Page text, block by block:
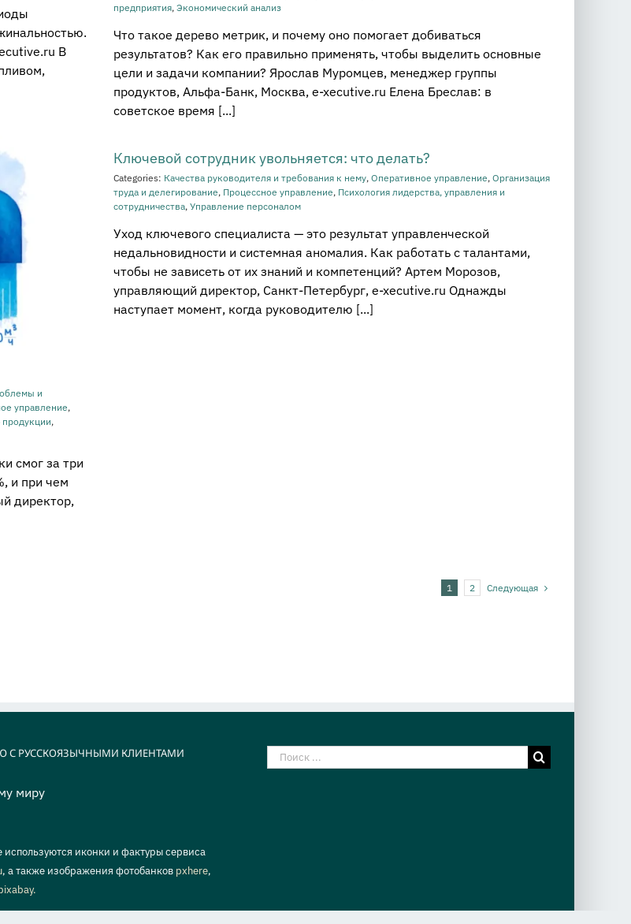
В
предприятия, Экономический анализ
Что такое дерево метрик, и почему оно помогает добиваться
результатов? Как его правильно применять, чтобы выделить основные
цели и задачи компании? Ярослав Муромцев, менеджер группы
продуктов, Альфа-Банк, Москва, e-xecutive.ru Елена Бреслав: в
советское время [...]
и
управление,
,
смог за три
и при чем
директор,
Ключевой сотрудник увольняется: что делать?
Categories: Качества руководителя и требования к нему, Оперативное управление, Организация
труда и делегирование, Процессное управление, Психология лидерства, управления и
сотрудничества, Управление персоналом
Уход ключевого специалиста — это результат управленческой
недальновидности и системная аномалия. Как работать с талантами,
чтобы не зависеть от их знаний и компетенций? Артем Морозов,
управляющий директор, Санкт-Петербург, e-xecutive.ru Однажды
наступает момент, когда руководителю [...]
1 2 Следующая
С РУССКОЯЗЫЧНЫМИ КЛИЕНТАМИ
миру
используются иконки и фактуры сервиса
, а также изображения фотобанков pxhere,
Результат
поиска: